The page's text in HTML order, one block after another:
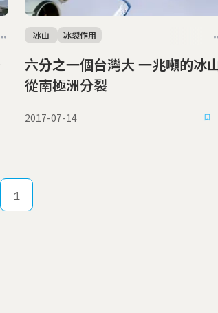
六分之一個台灣大 一兆噸的冰山
從南極洲分裂
冰山 冰裂作用
2017-07-14
1